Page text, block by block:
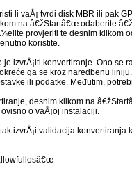
li vaÅ¡ tvrdi disk MBR ili pak
na â€žStartâ€œ odaberite
provjeriti te desnim
koristite.
je izvrÅ¡iti konvertiranje. Ono
ga se kroz naredbenu
ili podatke. Međutim,
desnim klikom na
o vaÅ¡oj instalaciji.
izvrÅ¡i validacija